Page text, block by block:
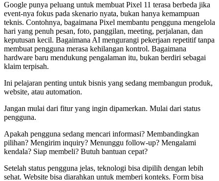
Google punya peluang untuk membuat Pixel 11 terasa berbeda jika
event-nya fokus pada skenario nyata, bukan hanya kemampuan
teknis. Contohnya, bagaimana Pixel membantu pengguna mengelola
hari yang penuh pesan, foto, panggilan, meeting, perjalanan, dan
keputusan kecil. Bagaimana AI mengurangi pekerjaan repetitif tanpa
membuat pengguna merasa kehilangan kontrol. Bagaimana
hardware baru mendukung pengalaman itu, bukan berdiri sebagai
klaim terpisah.
Ini pelajaran penting untuk bisnis yang sedang membangun produk,
website, atau automation.
Jangan mulai dari fitur yang ingin dipamerkan. Mulai dari status
pengguna.
Apakah pengguna sedang mencari informasi? Membandingkan
pilihan? Mengirim inquiry? Menunggu follow-up? Mengalami
kendala? Siap membeli? Butuh bantuan cepat?
Setelah status pengguna jelas, teknologi bisa dipilih dengan lebih
sehat. Website bisa diarahkan untuk memberi konteks. Form bisa